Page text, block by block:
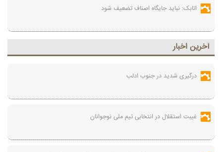
اتابک: نباید جایگاه اصناف تضعیف شود
آخرين اخبار
درگیری شدید در جنوب ادلب
غیبت استقلال در انتخابی تیم ملی نوجوانان